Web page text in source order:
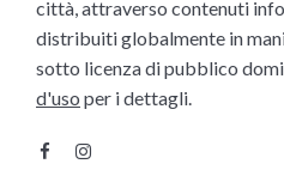
città, attraverso contenuti
distribuiti globalmente in
sotto licenza di pubblico
d'uso per i dettagli.